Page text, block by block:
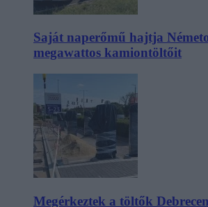
Saját naperőmű hajtja
megawattos kamiontöltőit
Megérkeztek a töltők